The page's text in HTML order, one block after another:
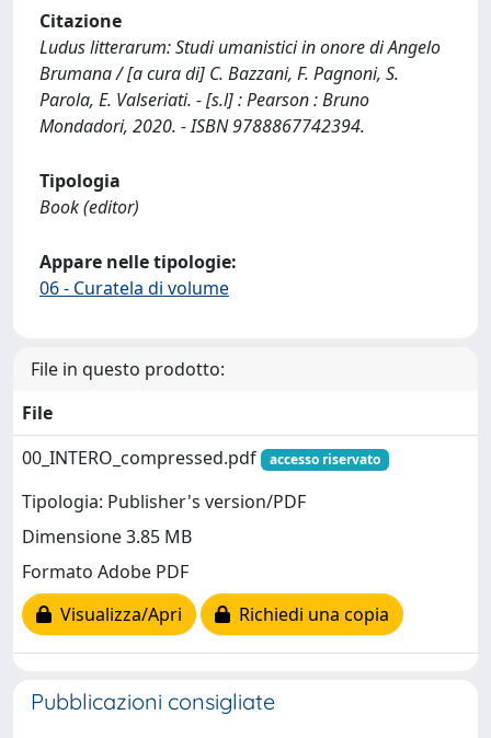
Citazione
Ludus litterarum: Studi umanistici in onore di Angelo
Brumana / [a cura di] C. Bazzani, F. Pagnoni, S.
Parola, E. Valseriati. - [s.l] : Pearson : Bruno
Mondadori, 2020. - ISBN 9788867742394.
Tipologia
Book (editor)
Appare nelle tipologie:
06 - Curatela di volume
File in questo prodotto:
File
00_INTERO_compressed.pdf
accesso riservato
Tipologia: Publisher's version/PDF
Dimensione 3.85 MB
Formato Adobe PDF
Visualizza/Apri
Richiedi una copia
Pubblicazioni consigliate